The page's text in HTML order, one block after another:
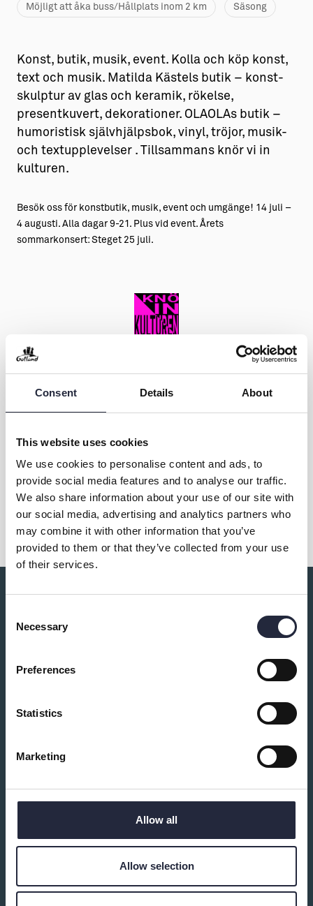
Consent Details About
This website uses cookies
We use cookies to personalise content and ads, to
provide social media features and to analyse our traffic.
We also share information about your use of our site with
our social media, advertising and analytics partners who
may combine it with other information that you’ve
provided to them or that they’ve collected from your use
of their services.
Selection
Necessary
Preferences
Statistics
Marketing
Allow all
Allow selection
Möjligt att åka buss/Hållplats inom 2 km Säsong
Konst, butik, musik, event. Kolla och köp konst,
text och musik. Matilda Kästels butik – konst-
skulptur av glas och keramik, rökelse,
presentkuvert, dekorationer. OLAOLAs butik –
humoristisk självhjälpsbok, vinyl, tröjor, musik-
och textupplevelser . Tillsammans knör vi in
kulturen.
Besök oss för konstbutik, musik, event och umgänge! 14 juli –
4 augusti. Alla dagar 9-21. Plus vid event. Årets
sommarkonsert: Steget 25 juli.
Kontakt & öppettider
Dela
OLAOLAs butik – vinyl, tröjor, textupplevelser – samt
musik! Lunchrestaurang lördagar 12-16,